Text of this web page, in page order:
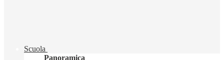
Scuola
Panoramica